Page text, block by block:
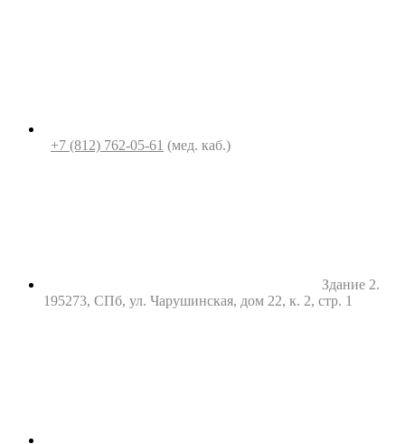
+7 (812) 762-05-61 (мед. каб.)
Здание 2.
195273, СПб, ул. Чарушинская, дом 22, к. 2, стр. 1